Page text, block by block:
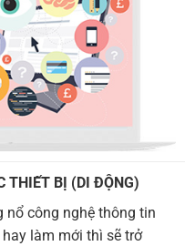
THIẾT BỊ (DI ĐỘNG)
nổ công nghệ thông tin
làm mới thì sẽ trở